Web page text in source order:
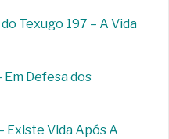
Texugo 197 – A Vida
Em Defesa dos
Existe Vida Após A